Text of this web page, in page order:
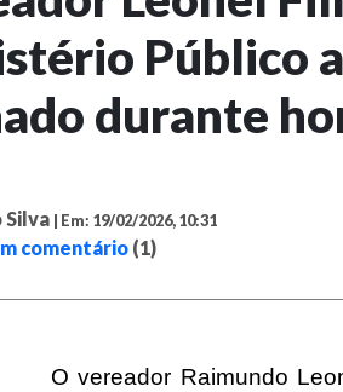
Público
durante
Silva | Em: 19/02/2026, 10:31
comentário (1)
O vereador Raimundo